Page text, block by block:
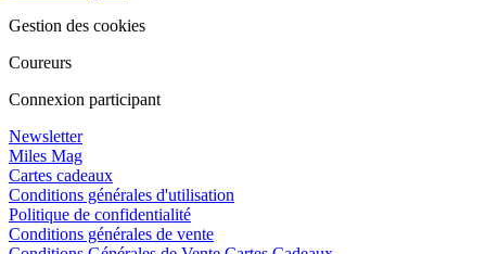
Gestion des cookies
Coureurs
Connexion participant
Newsletter
Miles Mag
Cartes cadeaux
Conditions générales d'utilisation
Politique de confidentialité
Conditions générales de vente